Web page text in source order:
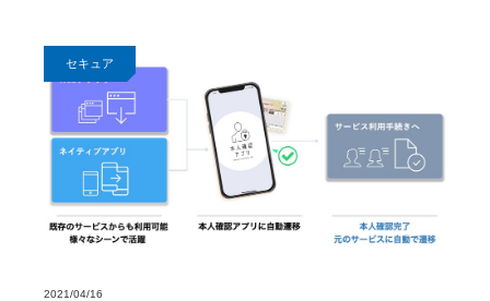
セキュア
2021/04/16